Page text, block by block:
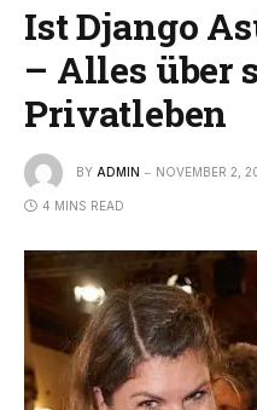
Ist Django
– Alles über
Privatleben
BY ADMIN NOVEMBER 2,
4 MINS READ